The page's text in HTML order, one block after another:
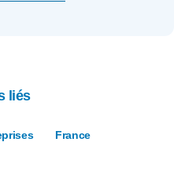
liés
France